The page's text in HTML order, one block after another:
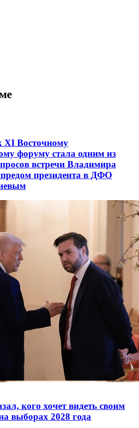
XI Восточному
форуму стала одним из
встречи Владимира
президента в ДФО
кого хочет видеть своим
выборах 2028 года